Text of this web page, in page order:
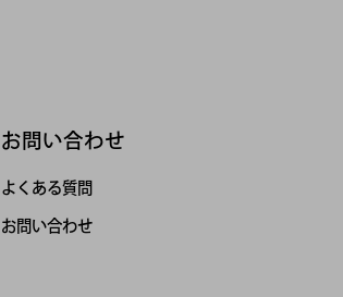
お問い合わせ
よくある質問
お問い合わせ